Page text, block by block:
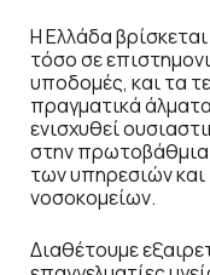
Η Ελλάδα
τόσο σε
υποδομές, και τα
πραγματικά
ενισχυθεί
στην
των υπηρεσιών
νοσοκομείων.
Διαθέτουμε